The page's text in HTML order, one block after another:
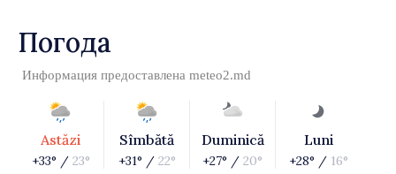
Погода
Информация предоставлена meteo2.md
Astăzi
+33° / 23°
Sîmbătă
+31° / 22°
Duminică
+27° / 20°
Luni
+28° / 16°